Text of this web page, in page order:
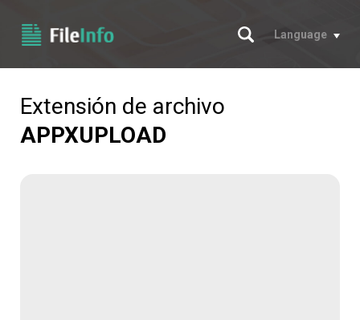
Buscar
Language
Extensión de archivo
APPXUPLOAD